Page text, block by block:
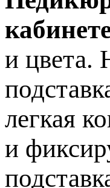
и цвета.
легкая
и